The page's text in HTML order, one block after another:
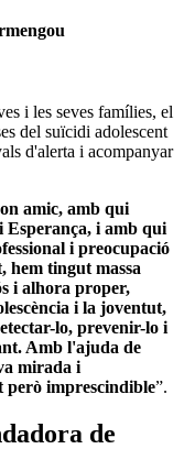
i les seves famílies, el
del suïcidi adolescent
d'alerta i acompanyar
amic, amb qui
i amb qui
i preocupació
hem tingut massa
i alhora proper,
i la joventut,
lo, prevenir-lo i
Amb l'ajuda de
mirada i
però imprescindible”.
de